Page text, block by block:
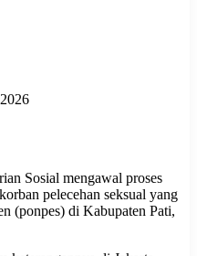
Sosial mengawal proses
pelecehan seksual yang
(ponpes) di Kabupaten Pati,